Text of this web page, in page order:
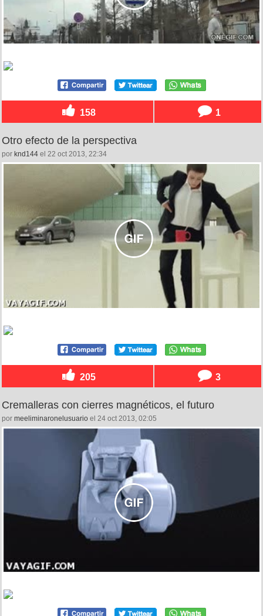
158 1
Otro efecto de la perspectiva
por knd144 el 22 oct 2013, 22:34
205 3
Cremalleras con cierres magnéticos, el futuro
por meeliminaronelusuario el 24 oct 2013, 02:05